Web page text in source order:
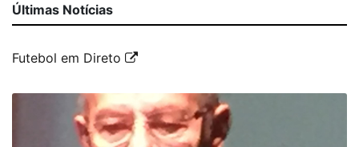
Últimas Notícias
Futebol em Direto